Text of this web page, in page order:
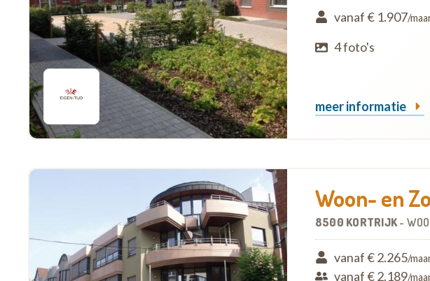
vanaf € 1.907/
4 foto's
meer informatie
Woon- en
8500 KORTRIJK-
vanaf € 2.265/
vanaf € 2.189/